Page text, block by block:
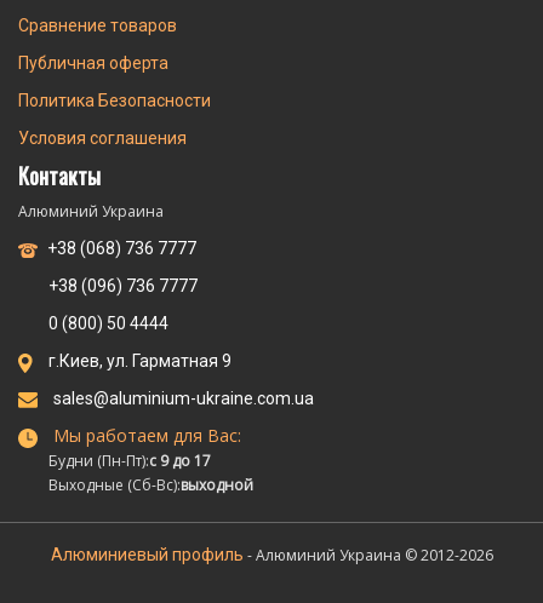
Сравнение товаров
Публичная оферта
Политика Безопасности
Условия соглашения
Контакты
Алюминий Украина
+38 (068) 736 7777
+38 (096) 736 7777
0 (800) 50 4444
г.Киев, ул. Гарматная 9
sales@aluminium-ukraine.com.ua
Мы работаем для Вас:
Будни (Пн-Пт):с 9 до 17
Выходные (Сб-Вс):выходной
Алюминиевый профиль - Алюминий Украина © 2012-2026